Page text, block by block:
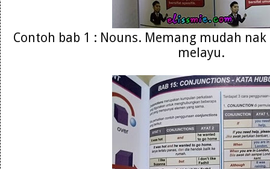
Contoh bab 1 : Nouns. Memang mudah
melayu.